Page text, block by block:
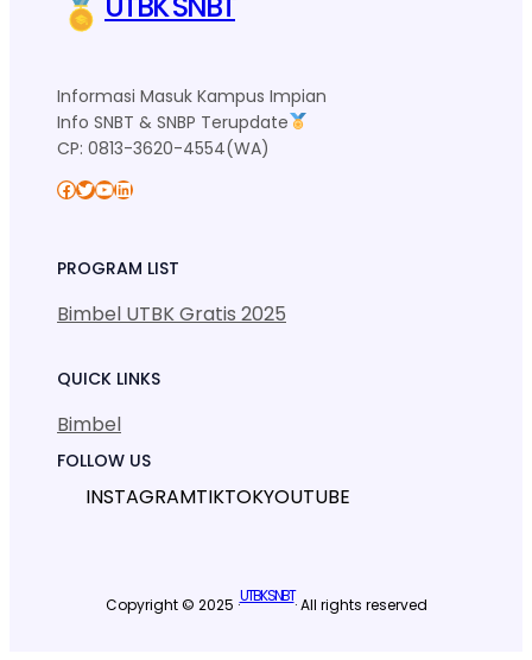
Informasi Masuk Kampus Impian
Info SNBT & SNBP Terupdate
CP: 0813-3620-4554(WA)
Facebook Twitter YouTube LinkedIn
PROGRAM LIST
Bimbel UTBK Gratis 2025
QUICK LINKS
Bimbel
FOLLOW US
INSTAGRAMTIKTOKYOUTUBE
Copyright © 2025 ·UTBK SNBT· All rights reserved